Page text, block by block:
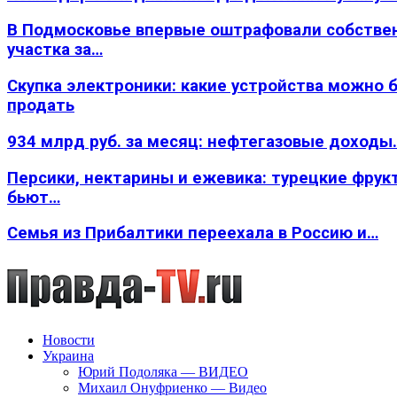
В Подмосковье впервые оштрафовали
участка за…
Скупка электроники: какие устройства можно
продать
934 млрд руб. за месяц: нефтегазовые
Персики, нектарины и ежевика: турецкие
бьют…
Семья из Прибалтики переехала в Россию и…
Новости
Украина
Юрий Подоляка — ВИДЕО
Михаил Онуфриенко — Видео